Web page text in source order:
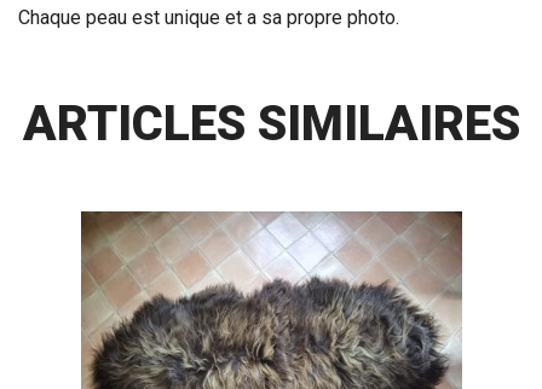
Chaque peau est unique et a sa propre photo.
ARTICLES SIMILAIRES